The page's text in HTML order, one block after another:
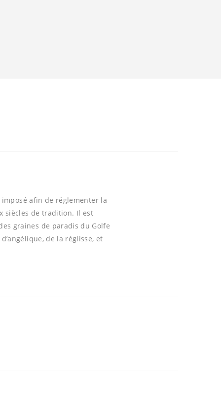
afin de réglementer la
siècles de tradition. Il est
graines de paradis du Golfe
de la réglisse, et